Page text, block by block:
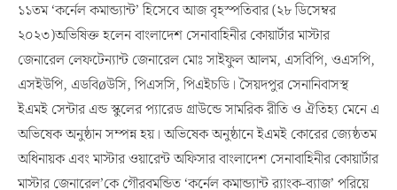
১১তম ‘কর্নেল কমান্ড্যান্ট’ হিসেবে আজ বৃহস্পতিবার (২৮ ডিসেম্বর
২০২৩)অভিষিক্ত হলেন বাংলাদেশ সেনাবাহিনীর কোয়ার্টার মাস্টার
জেনারেল লেফটেন্যান্ট জেনারেল মোঃ সাইফুল আলম, এসবিপি, ওএসপি,
এসইউপি, এডবিøউসি, পিএসসি, পিএইচডি। সৈয়দপুর সেনানিবাসস্থ
ইএমই সেন্টার এন্ড স্কুলের প্যারেড গ্রাউন্ডে সামরিক রীতি ও ঐতিহ্য মেনে এ
অভিষেক অনুষ্ঠান সম্পন্ন হয়। অভিষেক অনুষ্ঠানে ইএমই কোরের জ্যেষ্ঠতম
অধিনায়ক এবং মাস্টার ওয়ারেন্ট অফিসার বাংলাদেশ সেনাবাহিনীর কোয়ার্টার
মাস্টার জেনারেল’কে গৌরবমন্ডিত ‘কর্নেল কমান্ড্যান্ট র‌্যাংক-ব্যাজ’ পরিয়ে